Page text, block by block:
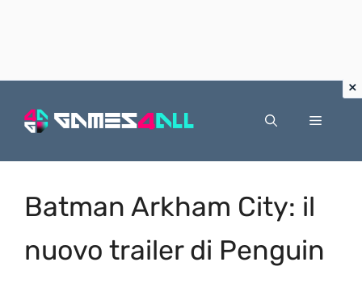
Menu
Batman Arkham City: il
nuovo trailer di Penguin